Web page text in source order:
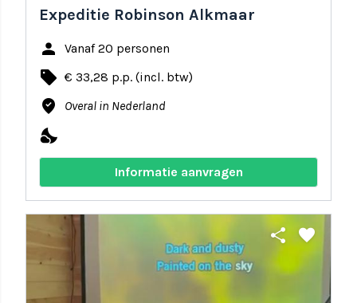
Expeditie Robinson Alkmaar
person Vanaf 20 personen
local_offer € 33,28 p.p. (incl. btw)
where_to_vote Overal in Nederland
nights_stay
Informatie aanvragen
share favorite